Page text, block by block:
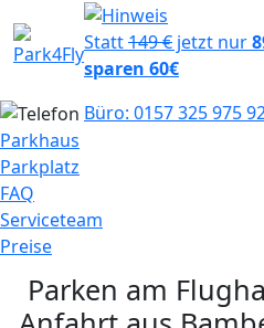
Statt149 € jetzt nur
sparen 60€
Büro: 0157 325 975
Parkhaus
Parkplatz
FAQ
Serviceteam
Preise
Parken am